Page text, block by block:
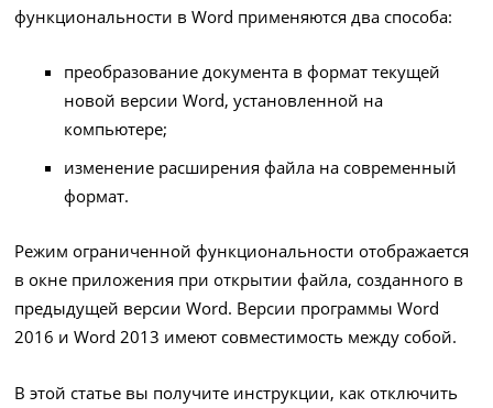
функциональности в Word применяются два способа:
преобразование документа в формат текущей
новой версии Word, установленной на
компьютере;
изменение расширения файла на современный
формат.
Режим ограниченной функциональности отображается
в окне приложения при открытии файла, созданного в
предыдущей версии Word. Версии программы Word
2016 и Word 2013 имеют совместимость между собой.
В этой статье вы получите инструкции, как отключить